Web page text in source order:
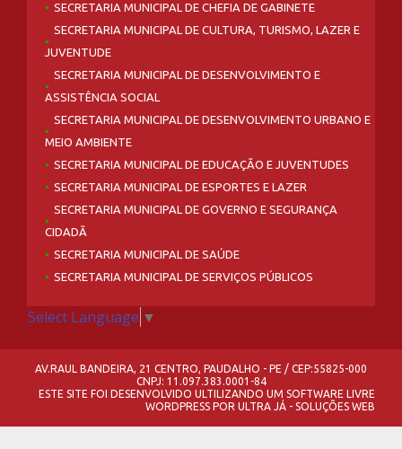
SECRETARIA MUNICIPAL DE CHEFIA DE GABINETE
SECRETARIA MUNICIPAL DE CULTURA, TURISMO, LAZER E
JUVENTUDE
SECRETARIA MUNICIPAL DE DESENVOLVIMENTO E
ASSISTÊNCIA SOCIAL
SECRETARIA MUNICIPAL DE DESENVOLVIMENTO URBANO E
MEIO AMBIENTE
SECRETARIA MUNICIPAL DE EDUCAÇÃO E JUVENTUDES
SECRETARIA MUNICIPAL DE ESPORTES E LAZER
SECRETARIA MUNICIPAL DE GOVERNO E SEGURANÇA
CIDADÃ
SECRETARIA MUNICIPAL DE SAÚDE
SECRETARIA MUNICIPAL DE SERVIÇOS PÚBLICOS
Select Language ▼
AV.RAUL BANDEIRA, 21 CENTRO, PAUDALHO - PE / CEP:55825-000
CNPJ: 11.097.383.0001-84
ESTE SITE FOI DESENVOLVIDO ULTILIZANDO UM SOFTWARE LIVRE
WORDPRESS POR ULTRA JÁ - SOLUÇÕES WEB